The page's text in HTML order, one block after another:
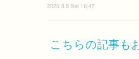
2026.8.8 Sat 16:47
こちらの記事も